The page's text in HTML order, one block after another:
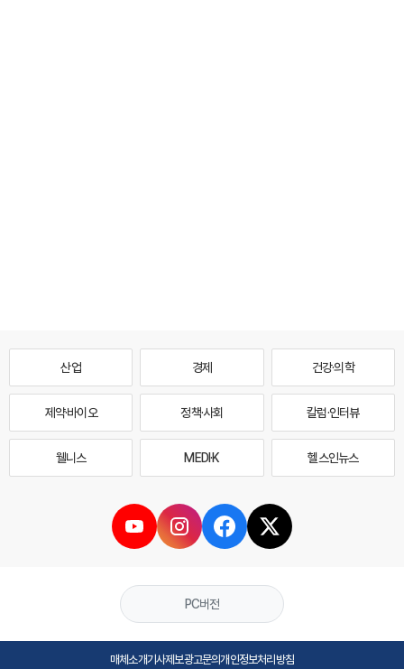
산업 경제 건강·의학
제약·바이오 정책·사회 칼럼·인터뷰
웰니스 MEDI·K 헬스인뉴스
PC버전
매체소개기사제보광고문의개인정보처리방침